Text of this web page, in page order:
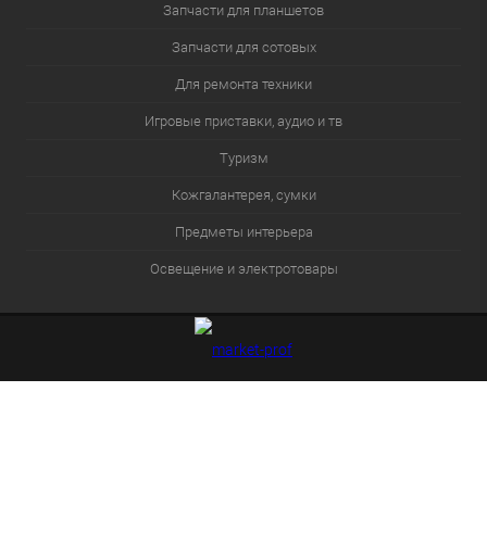
Запчасти для планшетов
Запчасти для сотовых
Для ремонта техники
Игровые приставки, аудио и тв
Туризм
Кожгалантерея, сумки
Предметы интерьера
Освещение и электротовары